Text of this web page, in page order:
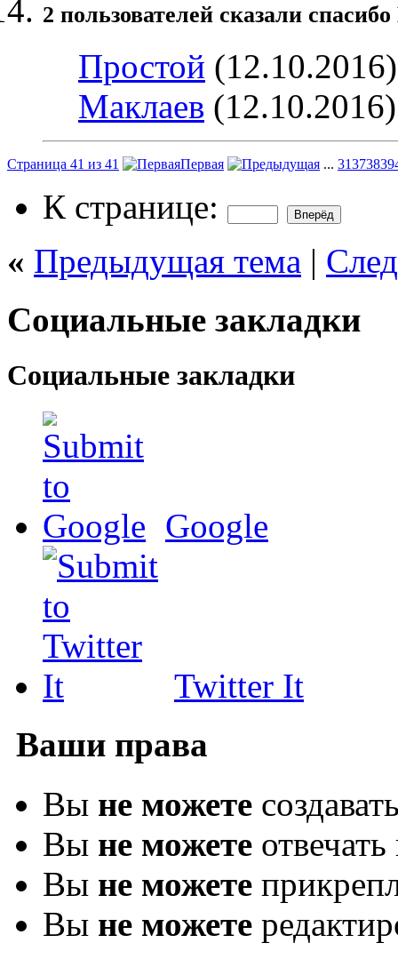
2 пользователей сказали
Простой
Маклаев (12.10.2016)
Страница 41 из 41 Первая ... 31373839
К странице:
« Предыдущая тема |
Социальные закладки
Социальные закладки
Google
Twitter It
Ваши права
Вы не можете
Вы не можете
Вы не можете
Вы не можете